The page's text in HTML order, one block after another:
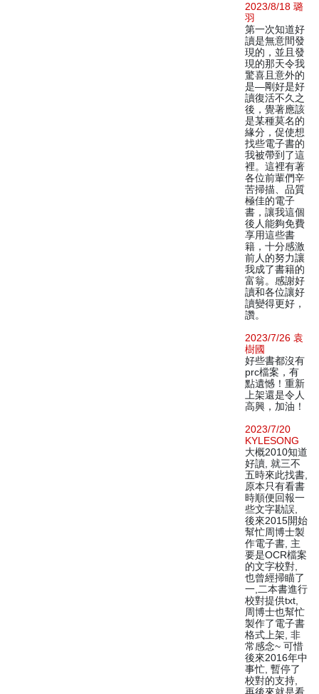
2023/8/18 璐
羽
第一次知道好
讀是無意間發
現的，並且發
現的那天令我
驚喜且意外的
是—剛好是好
讀復活不久之
後，覺著應該
是某種莫名的
緣分，促使想
找些電子書的
我被帶到了這
裡。這裡有著
各位前輩們辛
苦掃描、品質
極佳的電子
書，讓我這個
後人能夠免費
享用這些書
籍，十分感激
前人的努力讓
我成了書籍的
富翁。感謝好
讀和各位讓好
讀變得更好，
讚。
2023/7/26 袁
樹國
好些書都沒有
prc檔案，有
點遺憾！重新
上架還是令人
高興，加油！
2023/7/20
KYLESONG
大概2010知道
好讀, 就三不
五時來此找書,
原本只有看書
時順便回報一
些文字勘誤,
後來2015開始
幫忙周博士製
作電子書, 主
要是OCR檔案
的文字校對,
也曾經掃瞄了
一,二本書進行
校對提供txt,
周博士也幫忙
製作了電子書
格式上架, 非
常感念~ 可惜
後來2016年中
事忙, 暫停了
校對的支持,